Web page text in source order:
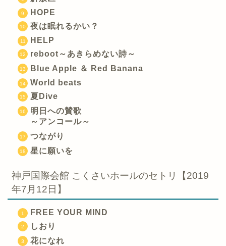
HOPE
夜は眠れるかい？
HELP
reboot～あきらめない詩～
Blue Apple ＆ Red Banana
World beats
夏Dive
明日への賛歌
～アンコール～
つながり
星に願いを
神戸国際会館 こくさいホールのセトリ【2019
年7月12日】
FREE YOUR MIND
しおり
花になれ